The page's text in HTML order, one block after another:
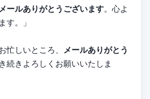
ールありがとうございます。心よ
す。」
忙しいところ、 メールありがとう
続きよろしくお願いいたしま